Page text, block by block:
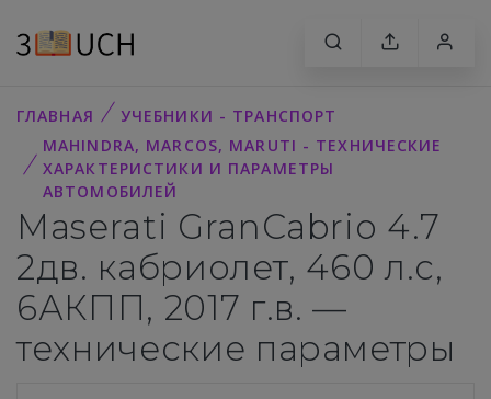
ГЛАВНАЯ
УЧЕБНИКИ - ТРАНСПОРТ
MAHINDRA, MARCOS, MARUTI - ТЕХНИЧЕСКИЕ
ХАРАКТЕРИСТИКИ И ПАРАМЕТРЫ
АВТОМОБИЛЕЙ
Maserati GranCabrio 4.7
2дв. кабриолет, 460 л.с,
6АКПП, 2017 г.в. —
технические параметры